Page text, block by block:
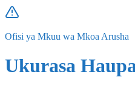
Ofisi ya Mkuu wa Mkoa Arusha
Ukurasa